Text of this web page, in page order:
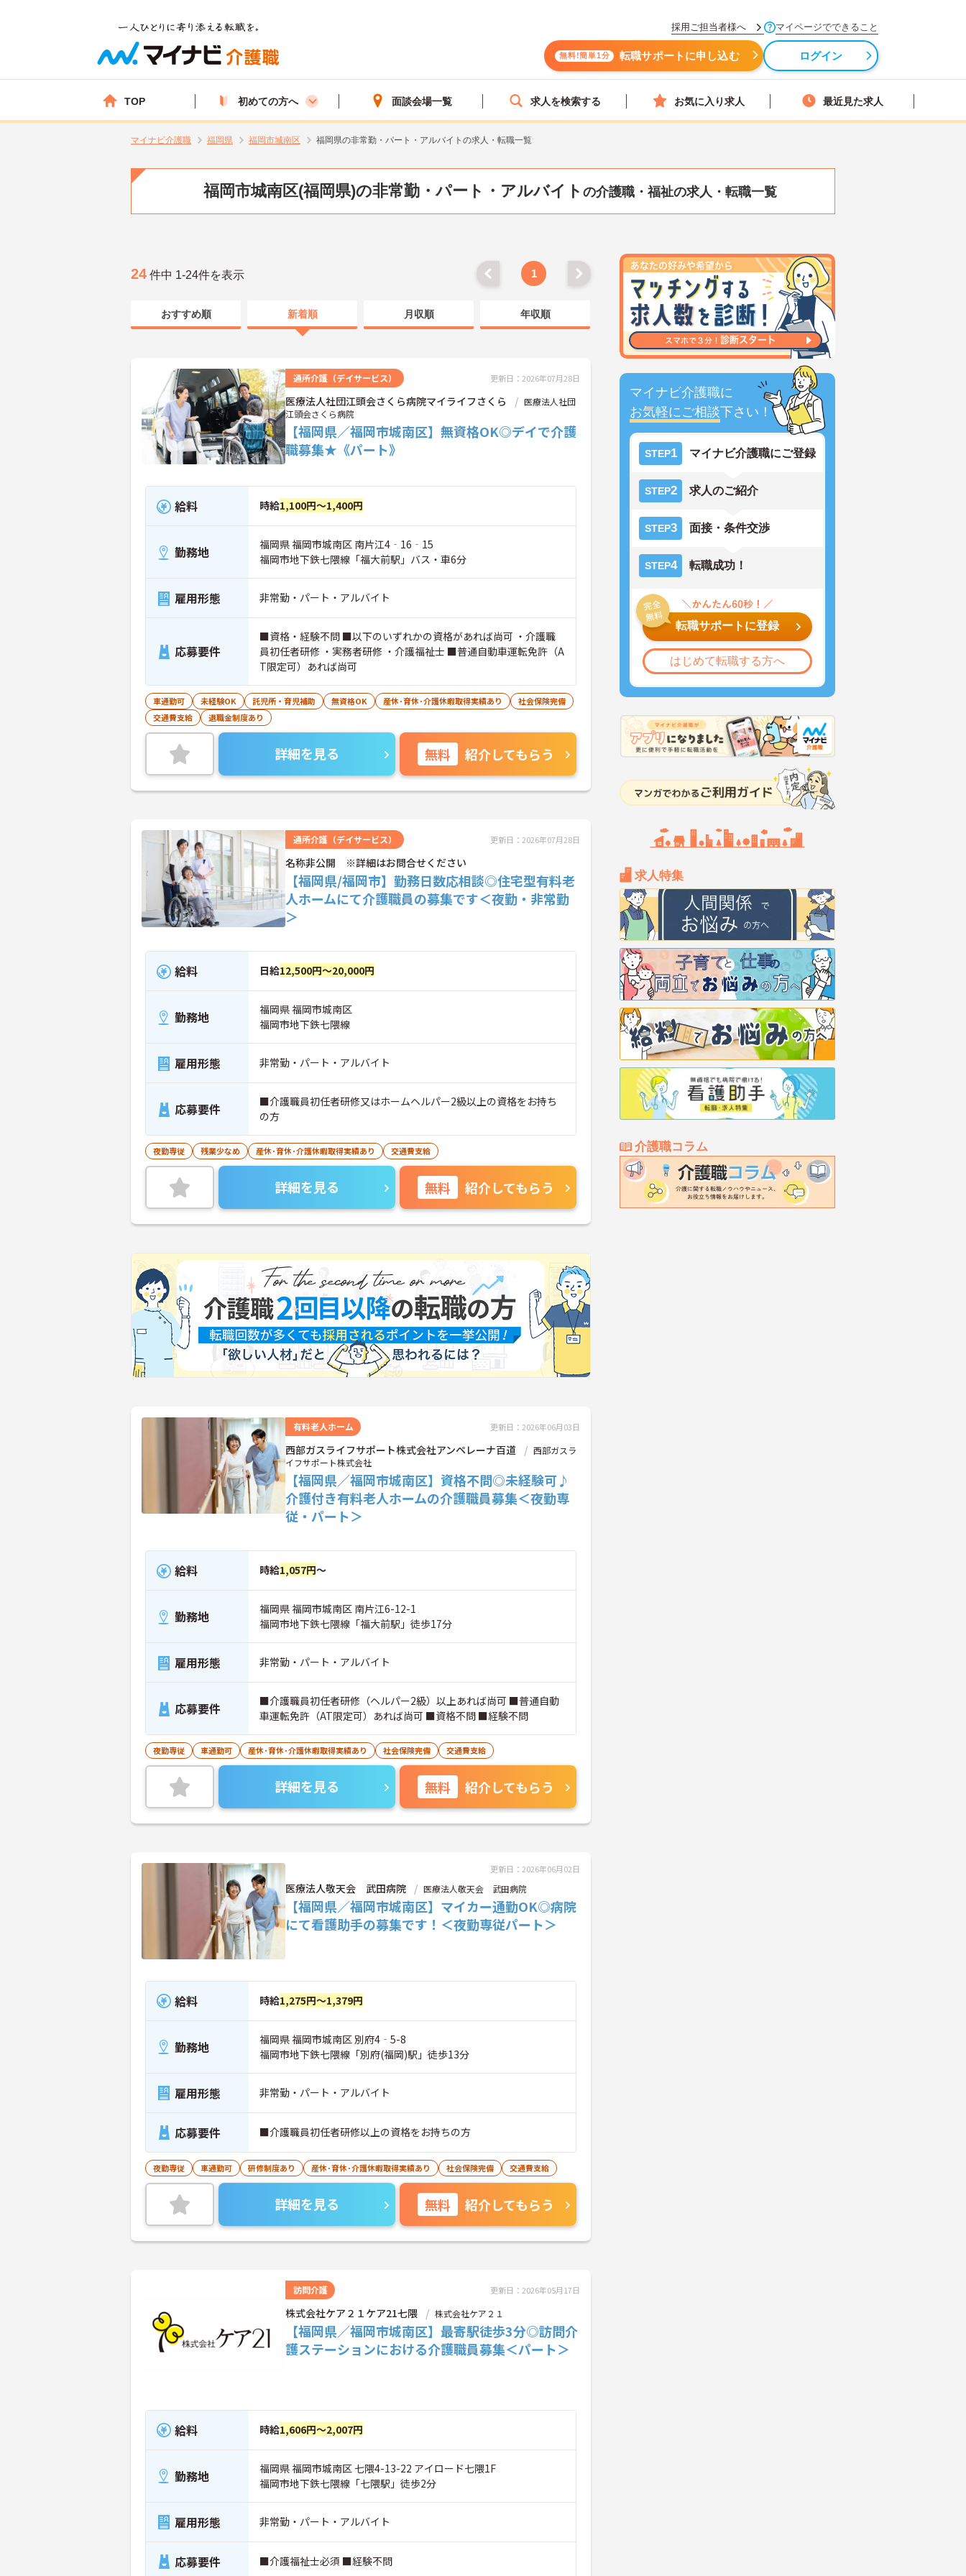
採用ご担当者様へ マイページでできること
無料!簡単1分 転職サポートに申し込む ログイン
TOP 初めての方へ 面談会場一覧 求人を検索する お気に入り求人 最近見た求人
マイナビ介護職 福岡県 福岡市城南区 福岡県の非常勤・パート・アルバイトの求人・転職一覧
福岡市城南区(福岡県)の非常勤・パート・アルバイト の介護職・福祉の求人・転職一覧
マイナビ介護職に
お気軽にご相談下さい！
STEP1 マイナビ介護職にご登録
STEP2 求人のご紹介
STEP3 面接・条件交渉
STEP4 転職成功！
転職サポートに登録
はじめて転職する方へ
求人特集
介護職コラム
24 件中 1-24件を表示 1
おすすめ順 新着順 月収順 年収順
通所介護（デイサービス） 更新日：2026年07月28日
医療法人社団江頭会さくら病院マイライフさくら
医療法人社団
江頭会さくら病院
【福岡県／福岡市城南区】無資格OK◎デイで介護
職募集★《パート》
給料 時給1,100円～1,400円
勤務地
福岡県 福岡市城南区 南片江4‐16‐15
福岡市地下鉄七隈線「福大前駅」バス・車6分
雇用形態 非常勤・パート・アルバイト
応募要件
■資格・経験不問 ■以下のいずれかの資格があれば尚可 ・介護職
員初任者研修 ・実務者研修 ・介護福祉士 ■普通自動車運転免許（A
T限定可）あれば尚可
車通勤可 未経験OK 託児所・育児補助 無資格OK 産休･育休･介護休暇取得実績あり
社会保険完備
交通費支給
退職金制度あり
詳細を見る 無料 紹介してもらう
通所介護（デイサービス） 更新日：2026年07月28日
名称非公開 ※詳細はお問合せください
【福岡県/福岡市】勤務日数応相談◎住宅型有料老
人ホームにて介護職員の募集です＜夜勤・非常勤
＞
給料 日給12,500円～20,000円
勤務地
福岡県 福岡市城南区
福岡市地下鉄七隈線
雇用形態 非常勤・パート・アルバイト
応募要件
■介護職員初任者研修又はホームヘルパー2級以上の資格をお持ち
の方
夜勤専従 残業少なめ 産休･育休･介護休暇取得実績あり 交通費支給
詳細を見る 無料 紹介してもらう
有料老人ホーム 更新日：2026年06月03日
西部ガスライフサポート株式会社アンペレーナ百道
西部ガスラ
イフサポート株式会社
【福岡県／福岡市城南区】資格不問◎未経験可♪
介護付き有料老人ホームの介護職員募集＜夜勤専
従・パート＞
給料 時給1,057円～
勤務地
福岡県 福岡市城南区 南片江6-12-1
福岡市地下鉄七隈線「福大前駅」徒歩17分
雇用形態 非常勤・パート・アルバイト
応募要件
■介護職員初任者研修（ヘルパー2級）以上あれば尚可 ■普通自動
車運転免許（AT限定可）あれば尚可 ■資格不問 ■経験不問
夜勤専従 車通勤可 産休･育休･介護休暇取得実績あり 社会保険完備 交通費支給
詳細を見る 無料 紹介してもらう
更新日：2026年06月02日
医療法人敬天会 武田病院 医療法人敬天会 武田病院
【福岡県／福岡市城南区】マイカー通勤OK◎病院
にて看護助手の募集です！＜夜勤専従パート＞
給料 時給1,275円～1,379円
勤務地
福岡県 福岡市城南区 別府4‐5-8
福岡市地下鉄七隈線「別府(福岡)駅」徒歩13分
雇用形態 非常勤・パート・アルバイト
応募要件 ■介護職員初任者研修以上の資格をお持ちの方
夜勤専従 車通勤可 研修制度あり 産休･育休･介護休暇取得実績あり 社会保険完備 交通費支給
詳細を見る 無料 紹介してもらう
訪問介護 更新日：2026年05月17日
株式会社ケア２１ケア21七隈 株式会社ケア２１
【福岡県／福岡市城南区】最寄駅徒歩3分◎訪問介
護ステーションにおける介護職員募集＜パート＞
給料 時給1,606円～2,007円
勤務地
福岡県 福岡市城南区 七隈4-13-22 アイロード七隈1F
福岡市地下鉄七隈線「七隈駅」徒歩2分
雇用形態 非常勤・パート・アルバイト
応募要件 ■介護福祉士必須 ■経験不問